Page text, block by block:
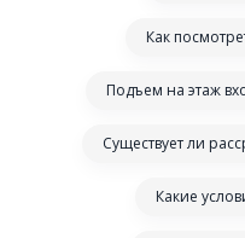
Как
Подъем на этаж
Существует ли
Какие